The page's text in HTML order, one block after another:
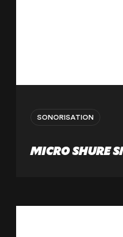
SONORISATION
MICRO SHURE